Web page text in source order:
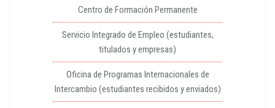
Centro de Formación Permanente
Servicio Integrado de Empleo (estudiantes,
titulados y empresas)
Oficina de Programas Internacionales de
Intercambio (estudiantes recibidos y enviados)